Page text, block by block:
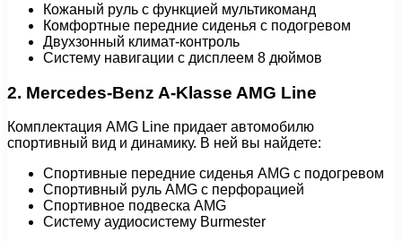
Кожаный руль с функцией мультикоманд
Комфортные передние сиденья с подогревом
Двухзонный климат-контроль
Систему навигации с дисплеем 8 дюймов
2. Mercedes-Benz A-Klasse AMG Line
Комплектация AMG Line придает автомобилю
спортивный вид и динамику. В ней вы найдете:
Спортивные передние сиденья AMG с подогревом
Спортивный руль AMG с перфорацией
Спортивное подвеска AMG
Систему аудиосистему Burmester